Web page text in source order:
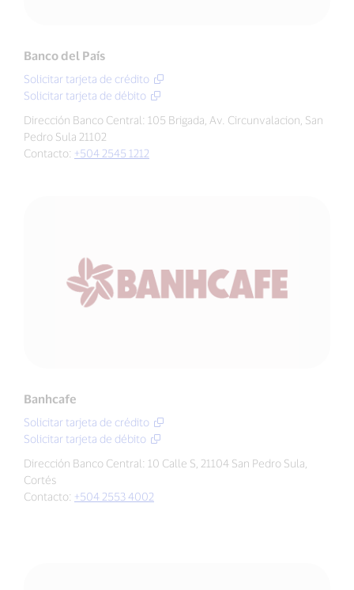
Banco del País
Solicitar tarjeta de crédito
Solicitar tarjeta de débito
Dirección Banco Central: 105 Brigada, Av. Circunvalacion, San
Pedro Sula 21102
Contacto: +504 2545 1212
Banhcafe
Solicitar tarjeta de crédito
Solicitar tarjeta de débito
Dirección Banco Central: 10 Calle S, 21104 San Pedro Sula,
Cortés
Contacto: +504 2553 4002